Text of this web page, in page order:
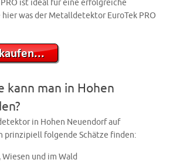
ist ideal für eine erfolgreiche
hier was der Metalldetektor EuroTek PRO
kann man in Hohen
in Hohen Neuendorf auf
prinzipiell folgende Schätze finden:
und im Wald